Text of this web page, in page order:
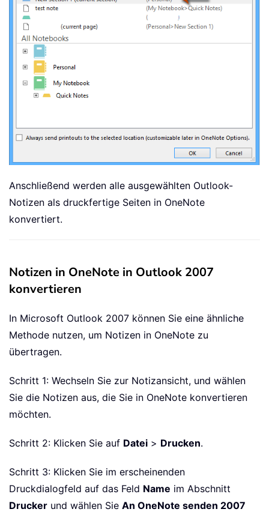
Anschließend werden alle ausgewählten Outlook-
Notizen als druckfertige Seiten in OneNote
konvertiert.
Notizen in OneNote in Outlook 2007
konvertieren
In Microsoft Outlook 2007 können Sie eine ähnliche
Methode nutzen, um Notizen in OneNote zu
übertragen.
Schritt 1: Wechseln Sie zur Notizansicht, und wählen
Sie die Notizen aus, die Sie in OneNote konvertieren
möchten.
Schritt 2: Klicken Sie auf Datei > Drucken.
Schritt 3: Klicken Sie im erscheinenden
Druckdialogfeld auf das Feld Name im Abschnitt
Drucker und wählen Sie An OneNote senden 2007